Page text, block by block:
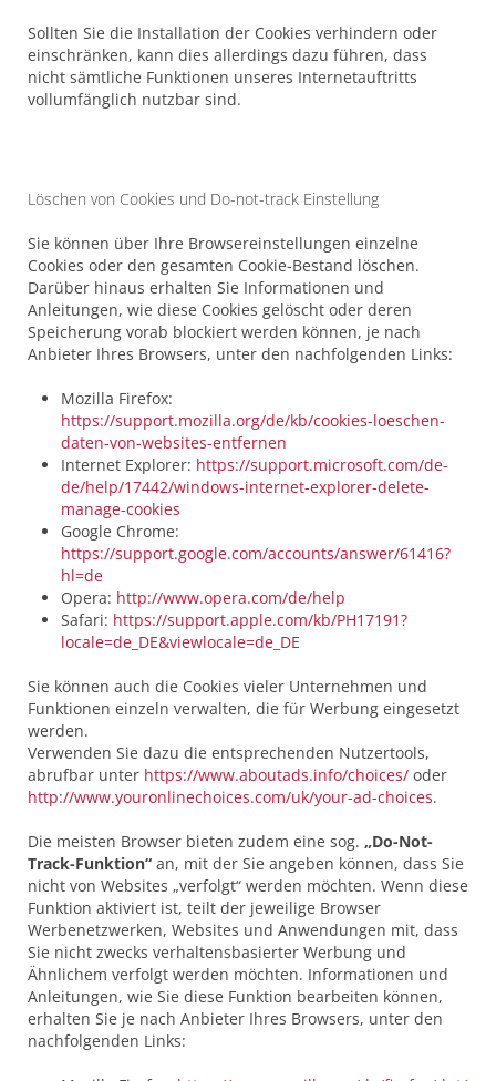
Sollten Sie die Installation der Cookies verhindern oder
einschränken, kann dies allerdings dazu führen, dass
nicht sämtliche Funktionen unseres Internetauftritts
vollumfänglich nutzbar sind.
Löschen von Cookies und Do-not-track Einstellung
Sie können über Ihre Browsereinstellungen einzelne
Cookies oder den gesamten Cookie-Bestand löschen.
Darüber hinaus erhalten Sie Informationen und
Anleitungen, wie diese Cookies gelöscht oder deren
Speicherung vorab blockiert werden können, je nach
Anbieter Ihres Browsers, unter den nachfolgenden Links:
Mozilla Firefox:
https://support.mozilla.org/de/kb/cookies-loeschen-
daten-von-websites-entfernen
Internet Explorer: https://support.microsoft.com/de-
de/help/17442/windows-internet-explorer-delete-
manage-cookies
Google Chrome:
https://support.google.com/accounts/answer/61416?
hl=de
Opera: http://www.opera.com/de/help
Safari: https://support.apple.com/kb/PH17191?
locale=de_DE&viewlocale=de_DE
Sie können auch die Cookies vieler Unternehmen und
Funktionen einzeln verwalten, die für Werbung eingesetzt
werden.
Verwenden Sie dazu die entsprechenden Nutzertools,
abrufbar unter https://www.aboutads.info/choices/ oder
http://www.youronlinechoices.com/uk/your-ad-choices.
Die meisten Browser bieten zudem eine sog. „Do-Not-
Track-Funktion“ an, mit der Sie angeben können, dass Sie
nicht von Websites „verfolgt“ werden möchten. Wenn diese
Funktion aktiviert ist, teilt der jeweilige Browser
Werbenetzwerken, Websites und Anwendungen mit, dass
Sie nicht zwecks verhaltensbasierter Werbung und
Ähnlichem verfolgt werden möchten. Informationen und
Anleitungen, wie Sie diese Funktion bearbeiten können,
erhalten Sie je nach Anbieter Ihres Browsers, unter den
nachfolgenden Links: